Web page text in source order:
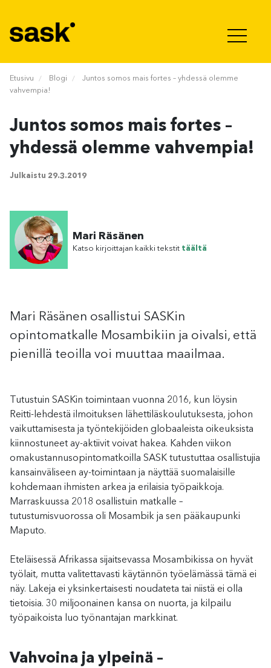
Etusivu Blogi
Juntos somos mais fortes – yhdessä olemme
vahvempia!
Mari Räsänen
Katso kirjoittajan kaikki tekstit täältä
Juntos somos mais fortes –
yhdessä olemme vahvempia!
Julkaistu 29.3.2019
Mari Räsänen osallistui SASKin
opintomatkalle Mosambikiin ja oivalsi, että
pienillä teoilla voi muuttaa maailmaa.
Tutustuin SASKin toimintaan vuonna 2016, kun löysin
Reitti-lehdestä ilmoituksen lähettiläskoulutuksesta, johon
vaikuttamisesta ja työntekijöiden globaaleista oikeuksista
kiinnostuneet ay-aktiivit voivat hakea. Kahden viikon
omakustannusopintomatkoilla SASK tutustuttaa osallistujia
kansainväliseen ay-toimintaan ja näyttää suomalaisille
kohdemaan ihmisten arkea ja erilaisia työpaikkoja.
Marraskuussa 2018 osallistuin matkalle –
tutustumisvuorossa oli Mosambik ja sen pääkaupunki
Maputo.
Eteläisessä Afrikassa sijaitsevassa Mosambikissa on hyvät
työlait, mutta valitettavasti käytännön työelämässä tämä ei
näy. Lakeja ei yksinkertaisesti noudateta tai niistä ei olla
tietoisia. 30 miljoonainen kansa on nuorta, ja kilpailu
työpaikoista luo työnantajan markkinat.
Vahvoina ja ylpeinä –